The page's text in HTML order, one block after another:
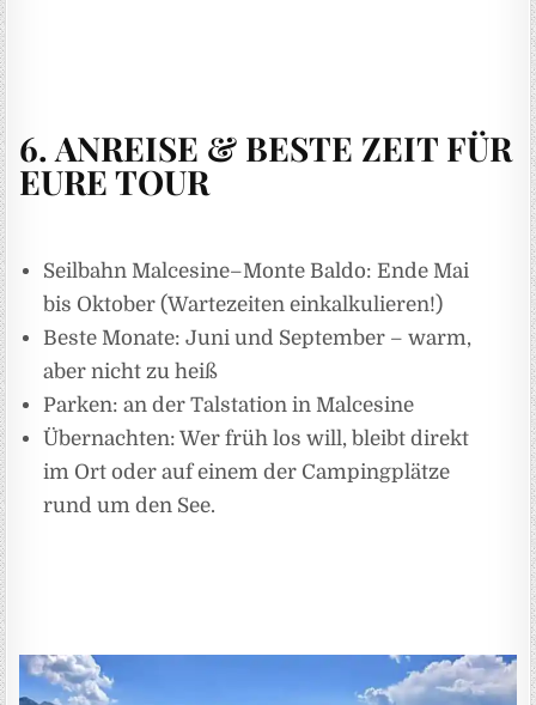
6. ANREISE & BESTE ZEIT FÜR
EURE TOUR
Seilbahn Malcesine–Monte Baldo: Ende Mai
bis Oktober (Wartezeiten einkalkulieren!)
Beste Monate: Juni und September – warm,
aber nicht zu heiß
Parken: an der Talstation in Malcesine
Übernachten: Wer früh los will, bleibt direkt
im Ort oder auf einem der Campingplätze
rund um den See.